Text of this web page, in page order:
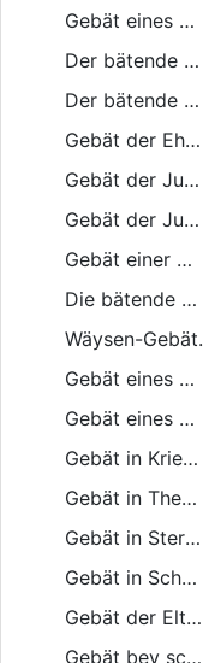
Gebät eines Predigers.
Der bätende Kauffmann.
Der bätende Landmann.
Gebät der Eheleute, vor sich und ihre Kinder.
Gebät der Jugend vor der Information.
Gebät der Jugend nach der Information.
Gebät einer mit Leibes-Frucht gesegneten Frauen.
Die bätende Wittwe.
Wäysen-Gebät.
Gebät eines Reisenden.
Gebät eines Soldaten.
Gebät in Kriegs-Zeiten.
Gebät in Theurung.
Gebät in Sterbens-Läufften. ...
Gebät in Schwermuth des Hertzens ...
Gebät der Eltern wenn ein Kind Kranck liegt.
Gebät bey schwerem Gewitter.